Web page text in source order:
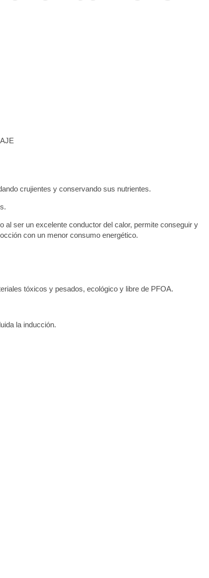
crujientes y conservando sus nutrientes.
al ser un excelente conductor del calor, permite conseguir y
con un menor consumo energético.
tóxicos y pesados, ecológico y libre de PFOA.
la inducción.